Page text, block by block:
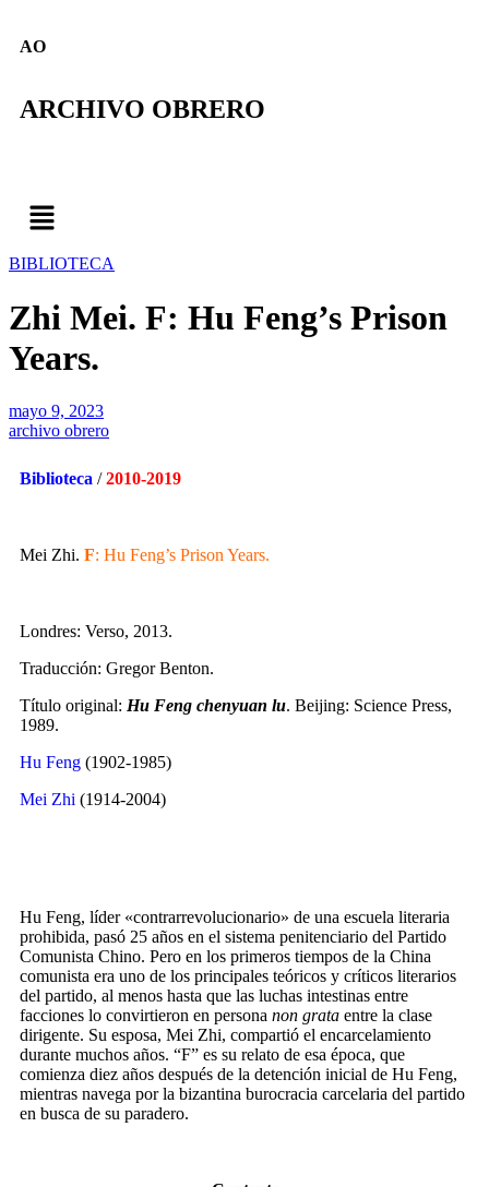
AO
ARCHIVO OBRERO
BIBLIOTECA
Zhi Mei. F: Hu Feng’s Prison
Years.
mayo 9, 2023
archivo obrero
Biblioteca /2010-2019
Mei Zhi. F: Hu Feng’s Prison Years.
Londres: Verso, 2013.
Traducción: Gregor Benton.
Título original: Hu Feng chenyuan lu. Beijing: Science Press,
1989.
Hu Feng (1902-1985)
Mei Zhi (1914-2004)
Hu Feng, líder «contrarrevolucionario» de una escuela literaria
prohibida, pasó 25 años en el sistema penitenciario del Partido
Comunista Chino. Pero en los primeros tiempos de la China
comunista era uno de los principales teóricos y críticos literarios
del partido, al menos hasta que las luchas intestinas entre
facciones lo convirtieron en persona non grata entre la clase
dirigente. Su esposa, Mei Zhi, compartió el encarcelamiento
durante muchos años. “F” es su relato de esa época, que
comienza diez años después de la detención inicial de Hu Feng,
mientras navega por la bizantina burocracia carcelaria del partido
en busca de su paradero.